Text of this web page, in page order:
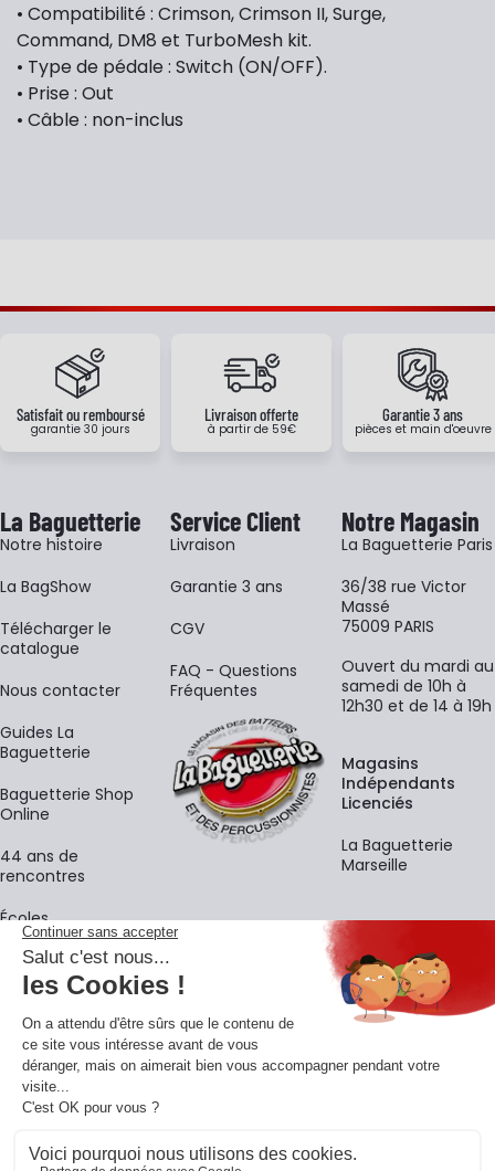
• Compatibilité : Crimson, Crimson II, Surge,
Command, DM8 et TurboMesh kit.
• Type de pédale : Switch (ON/OFF).
• Prise : Out
• Câble : non-inclus
Satisfait ou remboursé
garantie 30 jours
Livraison offerte
à partir de 59€
Garantie 3 ans
pièces et main d'oeuvre
La Baguetterie
Notre histoire
La BagShow
​Télécharger le
catalogue
Nous contacter
Guides La
Baguetterie
Baguetterie Shop
Online
44 ans de
rencontres
Écoles
Service Client
Livraison
Garantie 3 ans
CGV
FAQ - Questions
Fréquentes
Notre Magasin
La Baguetterie Paris
36/38 rue Victor
Massé
75009 PARIS
Ouvert du mardi au
samedi de 10h à
12h30 et de 14 à 19h
Magasins
Indépendants
Licenciés
La Baguetterie
Marseille
La newsletter
Adresse e-mail
En vous inscrivant à notre newsletter, vous acceptez notre
confidentialité.
Retrouvons-nous sur